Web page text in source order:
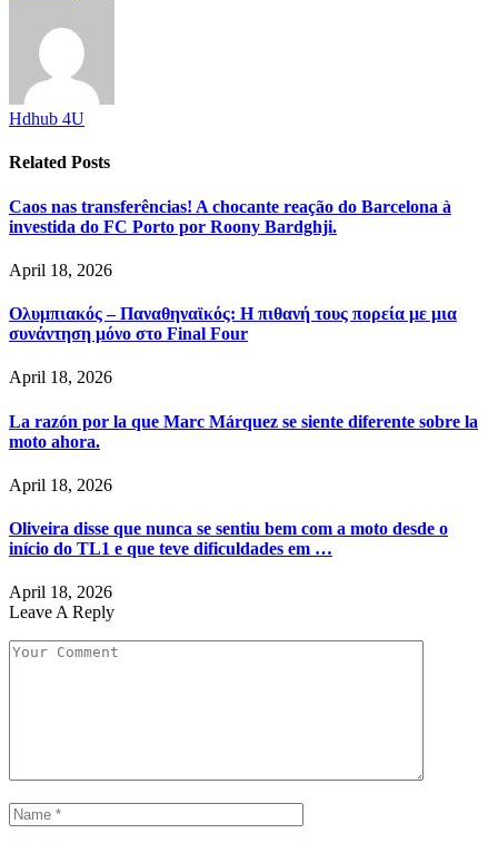
Hdhub 4U
Related Posts
Caos nas transferências! A chocante reação do Barcelona à
investida do FC Porto por Roony Bardghji.
April 18, 2026
Ολυμπιακός – Παναθηναϊκός: Η πιθανή τους πορεία με μια
συνάντηση μόνο στο Final Four
April 18, 2026
La razón por la que Marc Márquez se siente diferente sobre la
moto ahora.
April 18, 2026
Oliveira disse que nunca se sentiu bem com a moto desde o
início do TL1 e que teve dificuldades em …
April 18, 2026
Leave A Reply